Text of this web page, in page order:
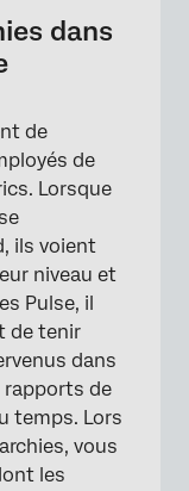
sur
dans
de
de
Lorsque
ils voient
niveau et
Pulse, il
de tenir
dans
rapports de
temps. Lors
vous
les